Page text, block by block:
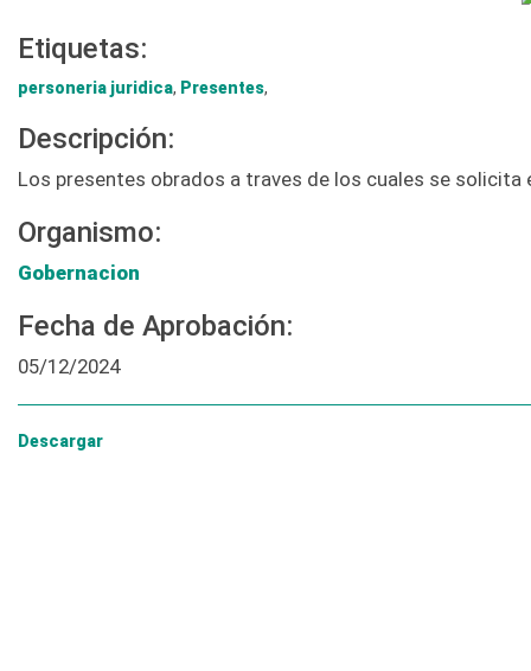
Etiquetas:
personeria juridica, Presentes,
Descripción:
Los presentes obrados a traves de los cuales se
Organismo:
Gobernacion
Fecha de Aprobación:
05/12/2024
Descargar